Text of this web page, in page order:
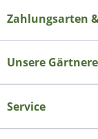
Zahlungsarten
Unsere
Service